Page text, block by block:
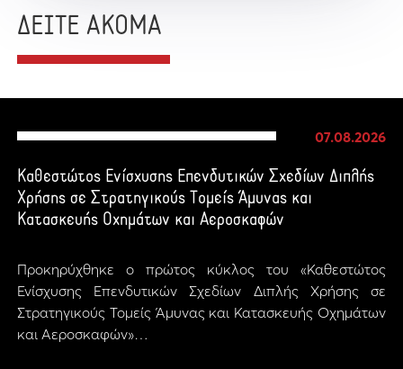
ΔΕΙΤΕ ΑΚΟΜΑ
07.08.2026
Καθεστώτος Ενίσχυσης Επενδυτικών Σχεδίων Διπλής
Χρήσης σε Στρατηγικούς Τομείς Άμυνας και
Κατασκευής Οχημάτων και Αεροσκαφών
Προκηρύχθηκε ο πρώτος κύκλος του «Καθεστώτος
Ενίσχυσης Επενδυτικών Σχεδίων Διπλής Χρήσης σε
Στρατηγικούς Τομείς Άμυνας και Κατασκευής Οχημάτων
και Αεροσκαφών»…